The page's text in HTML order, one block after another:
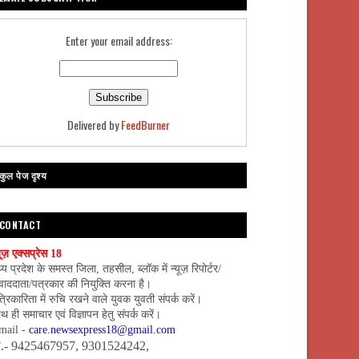
Enter your email address:
Delivered byFeedBurner
पेज दृश्य
CONTACT
एक्सप्रेस 18
प्रदेश के समस्त जिला, तहसील, ब्लॉक में न्यूज़ रिपोर्टर/
पत्रकार की नियुक्ति करना है।
में रुचि रखने वाले युवक युवती संपर्क करें।
ही समाचार एवं विज्ञापन हेतु संपर्क करें।
- care.newsexpress18@gmail.com
9425467957, 9301524242,